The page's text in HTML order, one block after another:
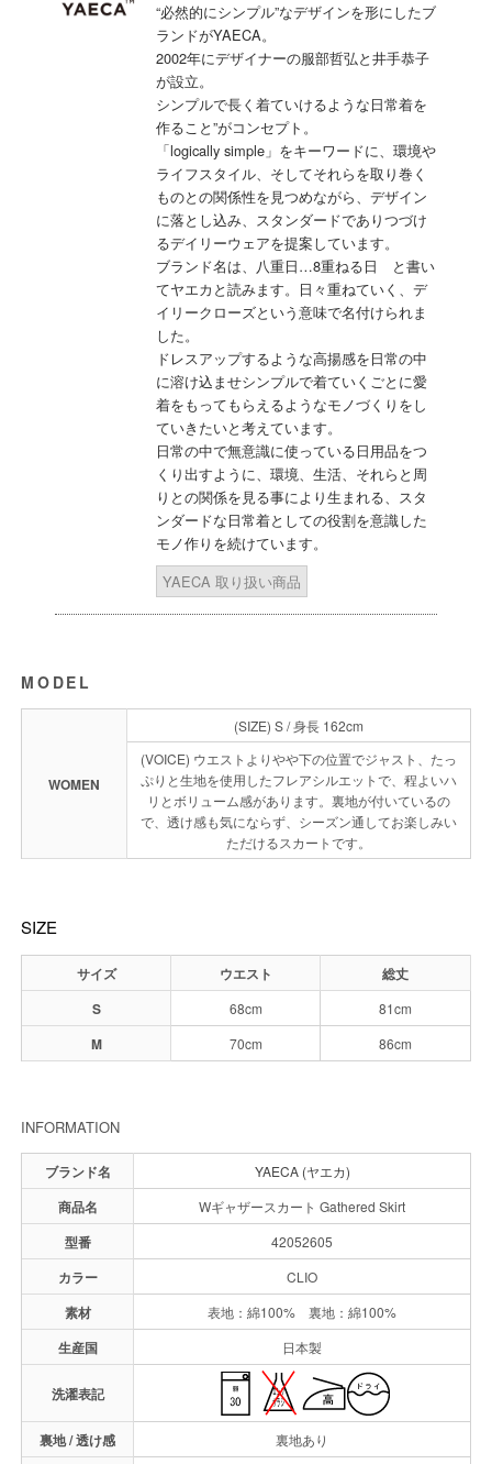
“必然的にシンプル”なデザインを形にしたブ
ランドがYAECA。
2002年にデザイナーの服部哲弘と井手恭子
が設立。
シンプルで長く着ていけるような日常着を
作ること”がコンセプト。
「logically simple」をキーワードに、環境や
ライフスタイル、そしてそれらを取り巻く
ものとの関係性を見つめながら、デザイン
に落とし込み、スタンダードでありつづけ
るデイリーウェアを提案しています。
ブランド名は、八重日…8重ねる日 と書い
てヤエカと読みます。日々重ねていく、デ
イリークローズという意味で名付けられま
した。
ドレスアップするような高揚感を日常の中
に溶け込ませシンプルで着ていくごとに愛
着をもってもらえるようなモノづくりをし
ていきたいと考えています。
日常の中で無意識に使っている日用品をつ
くり出すように、環境、生活、それらと周
りとの関係を見る事により生まれる、スタ
ンダードな日常着としての役割を意識した
モノ作りを続けています。
YAECA 取り扱い商品
MODEL
WOMEN
(SIZE) S / 身長 162cm
(VOICE) ウエストよりやや下の位置でジャスト、たっ
ぷりと生地を使用したフレアシルエットで、程よいハ
リとボリューム感があります。裏地が付いているの
で、透け感も気にならず、シーズン通してお楽しみい
ただけるスカートです。
SIZE
サイズ ウエスト
総丈
S
68cm 81cm
M 70cm 86cm
INFORMATION
ブランド名 YAECA (ヤエカ)
商品名 Wギャザースカート Gathered Skirt
型番 42052605
カラー CLIO
素材 表地：綿100% 裏地：綿100%
生産国 日本製
洗濯表記
裏地 / 透け感 裏地あり